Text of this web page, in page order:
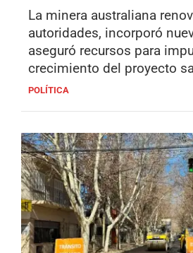
La minera australiana
autoridades, incorporó
aseguró recursos para
crecimiento del proyecto
POLÍTICA